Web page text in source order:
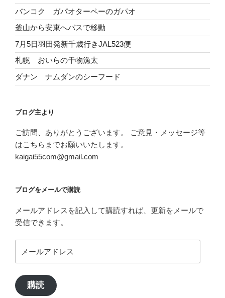
バンコク ガパオターペーのガパオ
釜山から安東へバスで移動
7月5日羽田発新千歳行きJAL523便
札幌 おいらの干物漁太
ダナン ナムダンのシーフード
ブログ主より
ご訪問、ありがとうございます。 ご意見・メッセージ等
はこちらまでお願いいたします。
kaigai55com@gmail.com
ブログをメールで購読
メールアドレスを記入して購読すれば、更新をメールで
受信できます。
ー
ア
ド
購読